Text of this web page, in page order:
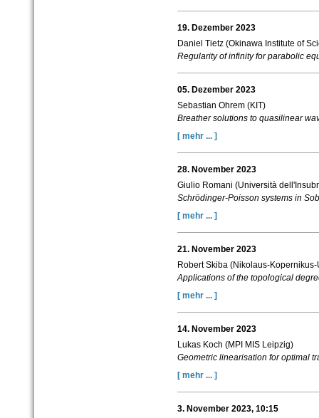
19. Dezember 2023
Daniel Tietz (Okinawa Institute of
Regularity of infinity for parabolic
05. Dezember 2023
Sebastian Ohrem (KIT)
Breather solutions to quasilinear
[ mehr ... ]
28. November 2023
Giulio Romani (Università
Schrödinger-Poisson systems in
[ mehr ... ]
21. November 2023
Robert Skiba (Nikolaus-
Applications of the topological
[ mehr ... ]
14. November 2023
Lukas Koch (MPI MIS Leipzig)
Geometric linearisation for optimal
[ mehr ... ]
3. November 2023, 10:15